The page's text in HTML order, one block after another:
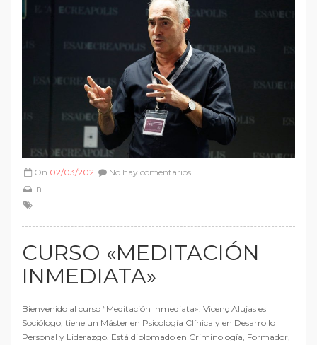
On 02/03/2021
In
No hay comentarios
CURSO «MEDITACIÓN
INMEDIATA»
Bienvenido al curso “Meditación Inmediata». Vicenç Alujas es
Sociólogo, tiene un Máster en Psicología Clínica y en Desarrollo
Personal y Liderazgo. Está diplomado en Criminología, Formador,